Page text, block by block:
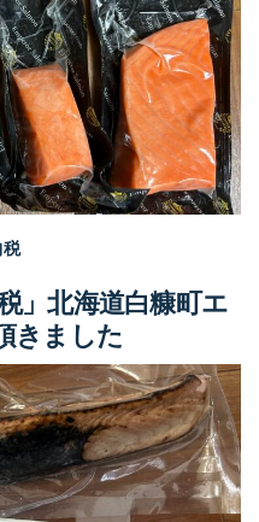
税
」北海道白糠町エ
きました